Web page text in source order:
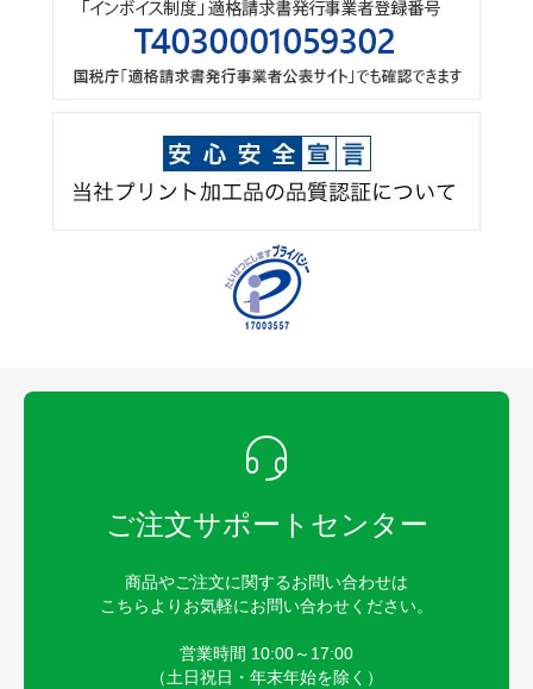
ご注文サポートセンター
商品やご注文に関するお問い合わせは
こちらよりお気軽にお問い合わせください。
営業時間 10:00～17:00
（土日祝日・年末年始を除く）